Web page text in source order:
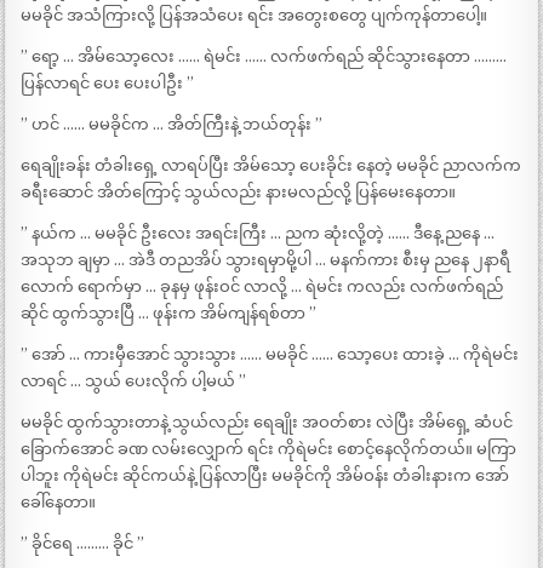
မမခိုင် အသံကြားလို့ ပြန်အသံပေး ရင်း အတွေးစတွေ ပျက်ကုန်တာပေါ့။
” ရော့ … အိမ်သော့လေး …… ရဲမင်း …… လက်ဖက်ရည် ဆိုင်သွားနေတာ ………
ပြန်လာရင် ပေး ပေးပါဦး ”
” ဟင် …… မမခိုင်က … အိတ်ကြီးနဲ့ ဘယ်တုန်း ”
ရေချိုးခန်း တံခါးရှေ့ လာရပ်ပြီး အိမ်သော့ ပေးခိုင်း နေတဲ့ မမခိုင် ညာလက်က
ခရီးဆောင် အိတ်ကြောင့် သွယ်လည်း နားမလည်လို့ ပြန်မေးနေတာ။
” နယ်က … မမခိုင် ဦးလေး အရင်းကြီး … ညက ဆုံးလို့တဲ့ …… ဒီနေ့ ညနေ …
အသုဘ ချမှာ … အဲဒီ တညအိပ် သွားရမှာမို့ပါ … မနက်ကား စီးမှ ညနေ ၂နာရီ
လောက် ရောက်မှာ … ခုနမှ ဖုန်းဝင် လာလို့ … ရဲမင်း ကလည်း လက်ဖက်ရည်
ဆိုင် ထွက်သွားပြီ … ဖုန်းက အိမ်ကျန်ရစ်တာ ”
” အော် … ကားမှီအောင် သွားသွား …… မမခိုင် …… သော့ပေး ထားခဲ့ … ကိုရဲမင်း
လာရင် … သွယ် ပေးလိုက် ပါ့မယ် ”
မမခိုင် ထွက်သွားတာနဲ့ သွယ်လည်း ရေချိုး အဝတ်စား လဲပြီး အိမ်ရှေ့ ဆံပင်
ခြောက်အောင် ခဏ လမ်းလျှောက် ရင်း ကိုရဲမင်း စောင့်နေလိုက်တယ်။ မကြာ
ပါဘူး ကိုရဲမင်း ဆိုင်ကယ်နဲ့ ပြန်လာပြီး မမခိုင်ကို အိမ်ဝန်း တံခါးနားက အော်
ခေါ်နေတာ။
” ခိုင်ရေ ……… ခိုင် ”